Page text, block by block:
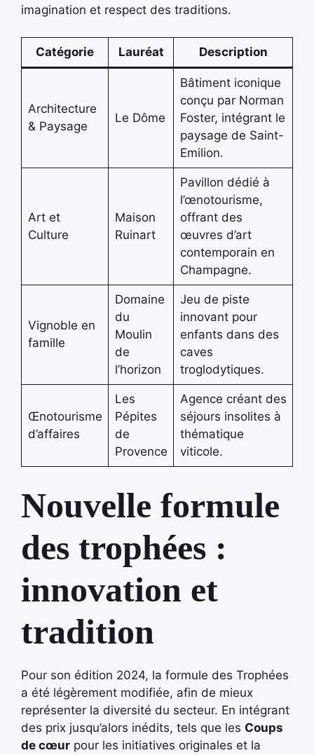
imagination et respect des traditions.
Catégorie Lauréat Description
Architecture
& Paysage
Le Dôme
Bâtiment iconique
conçu par Norman
Foster, intégrant le
paysage de Saint-
Emilion.
Art et
Culture
Maison
Ruinart
Pavillon dédié à
l’œnotourisme,
offrant des
œuvres d’art
contemporain en
Champagne.
Vignoble en
famille
Domaine
du
Moulin
de
l’horizon
Jeu de piste
innovant pour
enfants dans des
caves
troglodytiques.
Œnotourisme
d’affaires
Les
Pépites
de
Provence
Agence créant des
séjours insolites à
thématique
viticole.
Nouvelle formule
des trophées :
innovation et
tradition
Pour son édition 2024, la formule des Trophées
a été légèrement modifiée, afin de mieux
représenter la diversité du secteur. En intégrant
des prix jusqu’alors inédits, tels que les Coups
de cœur pour les initiatives originales et la